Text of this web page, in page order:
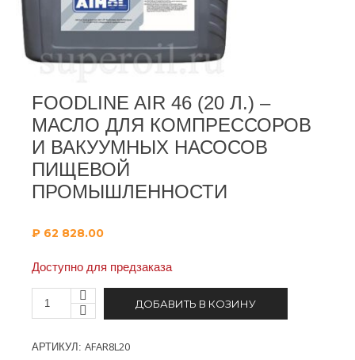
FOODLINE AIR 46 (20 Л.) –
МАСЛО ДЛЯ КОМПРЕССОРОВ
И ВАКУУМНЫХ НАСОСОВ
ПИЩЕВОЙ
ПРОМЫШЛЕННОСТИ
₽ 62 828.00
Доступно для предзаказа
ДОБАВИТЬ В КОЗИНУ
АРТИКУЛ: AFAR8L20